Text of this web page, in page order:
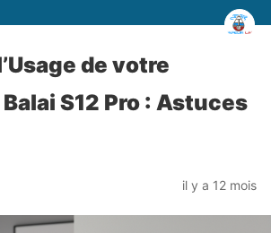
de votre
S12 Pro : Astuces
il y a 12 mois